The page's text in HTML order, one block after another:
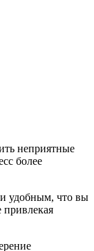
неприятные
более
удобным, что вы
привлекая